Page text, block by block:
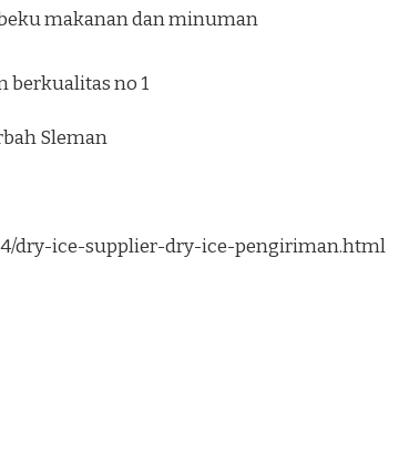
makanan dan minuman
berkualitas no 1
Sleman
dry-ice-supplier-dry-ice-pengiriman.html